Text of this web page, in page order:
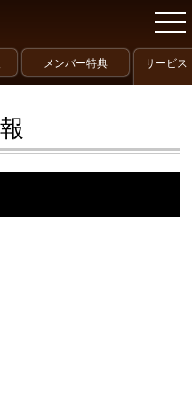
メンバー特典
サービス
報